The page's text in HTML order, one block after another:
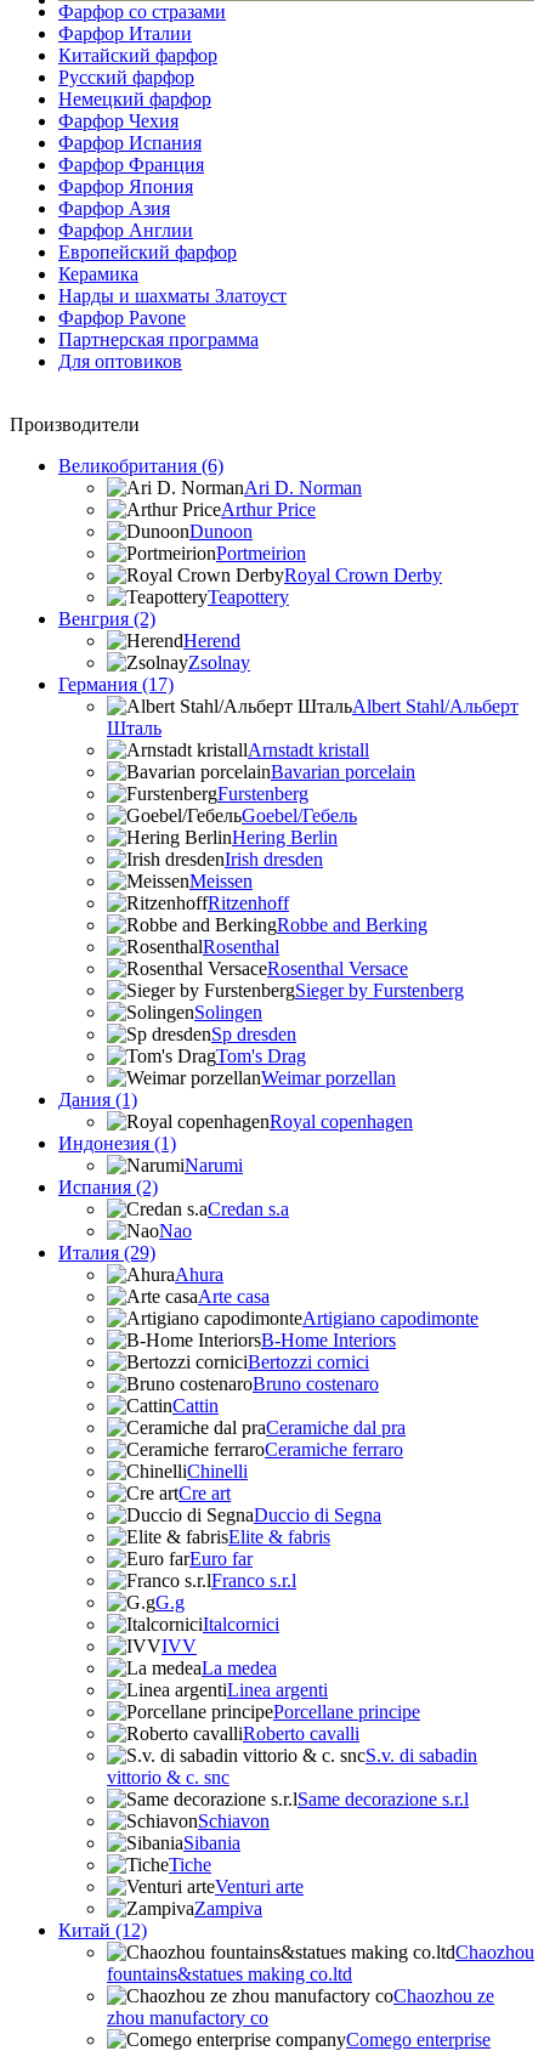
Фарфор со стразами
Фарфор Италии
Китайский фарфор
Русский фарфор
Немецкий фарфор
Фарфор Чехия
Фарфор Испания
Фарфор Франция
Фарфор Япония
Фарфор Азия
Фарфор Англии
Европейский фарфор
Керамика
Нарды и шахматы Златоуст
Фарфор Pavone
Партнерская программа
Для оптовиков
Производители
Великобритания (6)
Ari D. Norman
Arthur Price
Dunoon
Portmeirion
Royal Crown Derby
Teapottery
Венгрия (2)
Herend
Zsolnay
Германия (17)
Albert Stahl/Альбеpт
Шталь
Arnstadt kristall
Bavarian porcelain
Furstenberg
Goebel/Гебель
Hering Berlin
Irish dresden
Meissen
Ritzenhoff
Robbe and Berking
Rosenthal
Rosenthal Versace
Sieger by Furstenberg
Solingen
Sp dresden
Tom's Drag
Weimar porzellan
Дания (1)
Royal copenhagen
Индонезия (1)
Narumi
Испания (2)
Credan s.a
Nao
Италия (29)
Ahura
Arte casa
Artigiano capodimonte
B-Home Interiors
Bertozzi cornici
Bruno costenaro
Cattin
Ceramiche dal pra
Ceramiche ferraro
Chinelli
Cre art
Duccio di Segna
Elite & fabris
Euro far
Franco s.r.l
G.g
Italcornici
IVV
La medea
Linea argenti
Porcellane principe
Roberto cavalli
S.v. di sabadin
vittorio & c. snc
Same decorazione s.r.l
Schiavon
Sibania
Tiche
Venturi arte
Zampiva
Китай (12)
Chaozhou
fountains&statues making co.ltd
Chaozhou ze
zhou manufactory co
Comego enterprise